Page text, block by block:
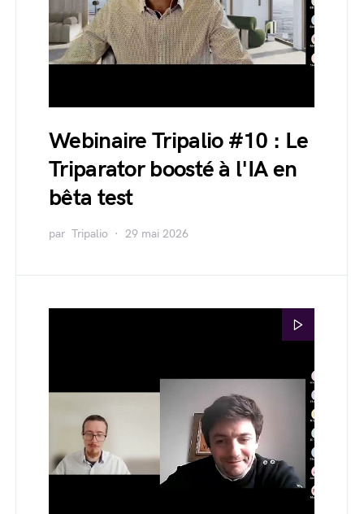
Webinaire Tripalio #10 : Le
Triparator boosté à l'IA en
bêta test
par Tripalio 29 mai 2026